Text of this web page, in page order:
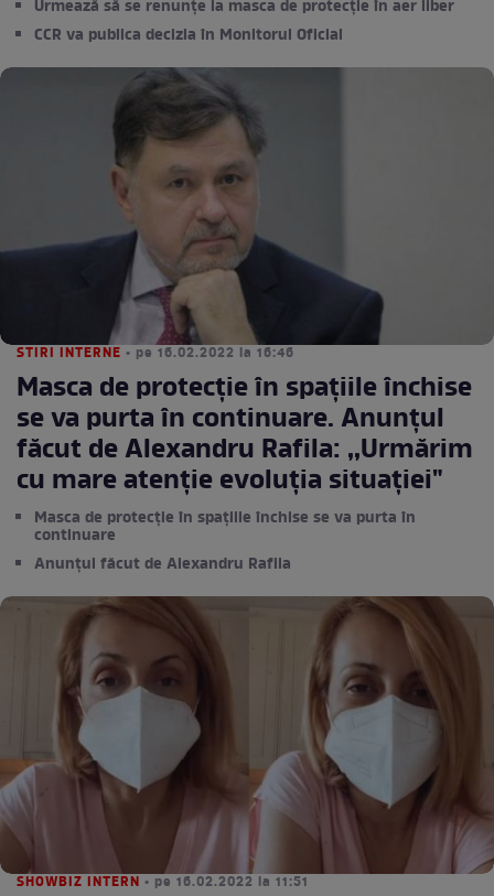
Urmează să se renunțe la masca de protecție în aer liber
CCR va publica decizia în Monitorul Oficial
STIRI INTERNE • pe 16.02.2022 la 16:46
Masca de protecție în spațiile închise
se va purta în continuare. Anunțul
făcut de Alexandru Rafila: ,,Urmărim
cu mare atenție evoluția situației"
Masca de protecție în spațiile închise se va purta în
continuare
Anunțul făcut de Alexandru Rafila
SHOWBIZ INTERN • pe 16.02.2022 la 11:51